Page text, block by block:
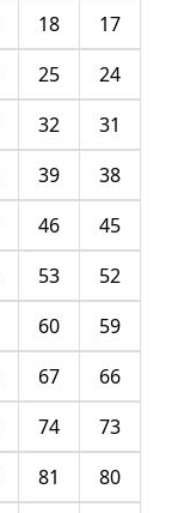
17
18
24
25
31
32
38
39
45
46
52
53
59
60
66
67
73
74
80
81